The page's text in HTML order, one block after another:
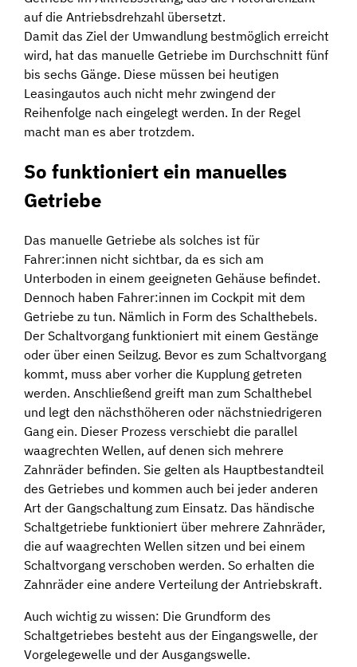
auf die Antriebsdrehzahl übersetzt.
Damit das Ziel der Umwandlung bestmöglich erreicht
wird, hat das manuelle Getriebe im Durchschnitt fünf
bis sechs Gänge. Diese müssen bei heutigen
Leasingautos auch nicht mehr zwingend der
Reihenfolge nach eingelegt werden. In der Regel
macht man es aber trotzdem.
So funktioniert ein manuelles
Getriebe
Das manuelle Getriebe als solches ist für
Fahrer:innen nicht sichtbar, da es sich am
Unterboden in einem geeigneten Gehäuse befindet.
Dennoch haben Fahrer:innen im Cockpit mit dem
Getriebe zu tun. Nämlich in Form des Schalthebels.
Der Schaltvorgang funktioniert mit einem Gestänge
oder über einen Seilzug. Bevor es zum Schaltvorgang
kommt, muss aber vorher die Kupplung getreten
werden. Anschließend greift man zum Schalthebel
und legt den nächsthöheren oder nächstniedrigeren
Gang ein. Dieser Prozess verschiebt die parallel
waagrechten Wellen, auf denen sich mehrere
Zahnräder befinden. Sie gelten als Hauptbestandteil
des Getriebes und kommen auch bei jeder anderen
Art der Gangschaltung zum Einsatz. Das händische
Schaltgetriebe funktioniert über mehrere Zahnräder,
die auf waagrechten Wellen sitzen und bei einem
Schaltvorgang verschoben werden. So erhalten die
Zahnräder eine andere Verteilung der Antriebskraft.
Auch wichtig zu wissen: Die Grundform des
Schaltgetriebes besteht aus der Eingangswelle, der
Vorgelegewelle und der Ausgangswelle.